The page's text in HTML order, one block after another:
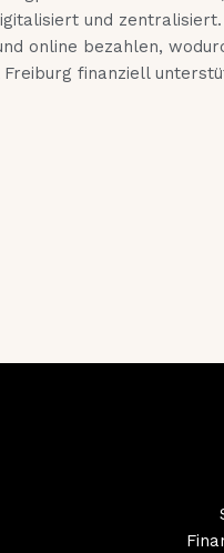
und
online bezahlen,
finanziell